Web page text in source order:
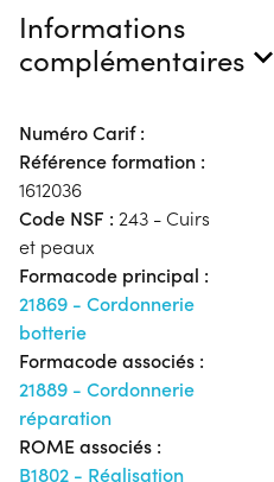
Informations
complémentaires
Numéro Carif :
Référence formation :
1612036
Code NSF : 243 - Cuirs
et peaux
Formacode principal :
21869 - Cordonnerie
botterie
Formacode associés :
21889 - Cordonnerie
réparation
ROME associés :
B1802 - Réalisation